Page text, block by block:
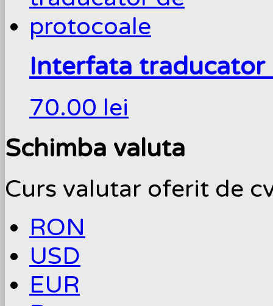
Interfata traducator
70.00 lei
Schimba valuta
Curs valutar oferit de
RON
USD
EUR